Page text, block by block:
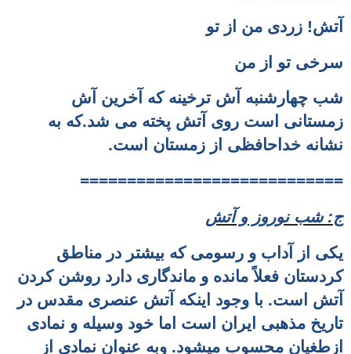
آتش! زردی من از تو
سرخی تو از من
شب چهارشنبه آش ترخینه که آخرین آش
زمستانی است روی آتش پخته می شد.که به
نشانه خداحافظی از زمستان است.
============================
ج: شب نوروز و آتش
یکی از آداب و رسومی که بیشتر در مناطق
کردستان فعلاً مانده و ماندگاری دارد روشن کردن
آتش است. با وجود اینکه آتش عنصری مقدس در
تاریخ مذهبی ایران است اما خود وسیله و نمادی
ازطغیان محسوب میشود. وبه عنوان نمادی از